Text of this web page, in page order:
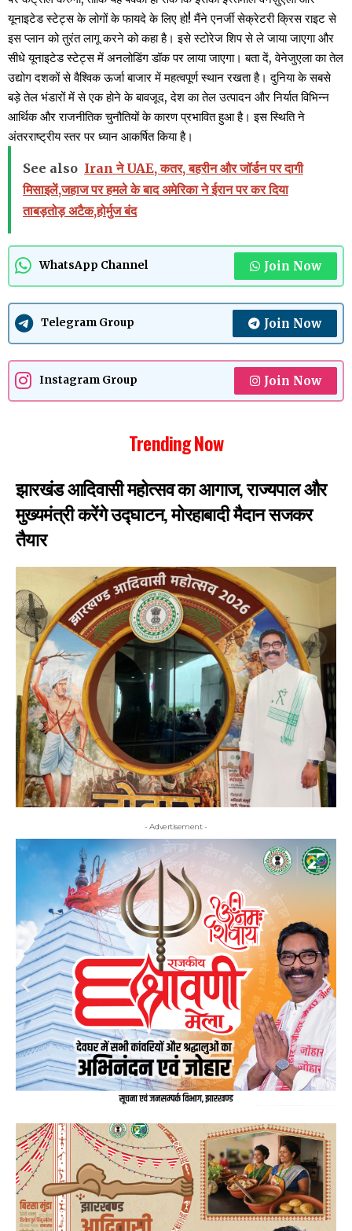
यूनाइटेड स्टेट्स के लोगों के फायदे के लिए हो! मैंने एनर्जी सेक्रेटरी क्रिस राइट से
इस प्लान को तुरंत लागू करने को कहा है। इसे स्टोरेज शिप से ले जाया जाएगा और
सीधे यूनाइटेड स्टेट्स में अनलोडिंग डॉक पर लाया जाएगा। बता दें, वेनेजुएला का तेल
उद्योग दशकों से वैश्विक ऊर्जा बाजार में महत्वपूर्ण स्थान रखता है। दुनिया के सबसे
बड़े तेल भंडारों में से एक होने के बावजूद, देश का तेल उत्पादन और निर्यात विभिन्न
आर्थिक और राजनीतिक चुनौतियों के कारण प्रभावित हुआ है। इस स्थिति ने
अंतरराष्ट्रीय स्तर पर ध्यान आकर्षित किया है।
See also Iran ने UAE, कतर, बहरीन और जॉर्डन पर दागी
मिसाइलें,जहाज पर हमले के बाद अमेरिका ने ईरान पर कर दिया
ताबड़तोड़ अटैक,होर्मुज बंद
WhatsApp Channel Join Now
Telegram Group Join Now
Instagram Group Join Now
Trending Now
झारखंड आदिवासी महोत्सव का आगाज, राज्यपाल और
मुख्यमंत्री करेंगे उद्घाटन, मोरहाबादी मैदान सजकर
तैयार
- Advertisement -